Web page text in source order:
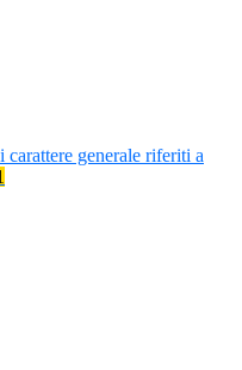
generale riferiti a